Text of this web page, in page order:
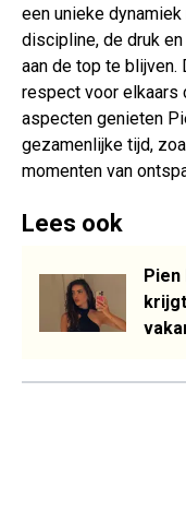
een unieke
discipline, de druk
aan de top te blijven.
respect voor elkaars
aspecten genieten
gezamenlijke tijd,
momenten van
Lees ook